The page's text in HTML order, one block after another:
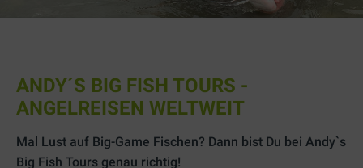
ANDY´S BIG FISH TOURS -
ANGELREISEN WELTWEIT
Mal Lust auf Big-Game Fischen? Dann bist Du bei Andy`s
Big Fish Tours genau richtig!